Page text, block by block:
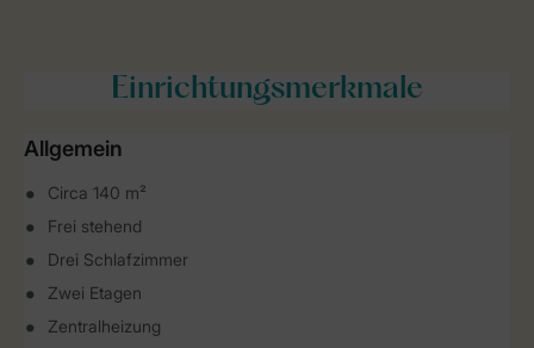
Einrichtungsmerkmale
Allgemein
Circa 140 m²
Frei stehend
Drei Schlafzimmer
Zwei Etagen
Zentralheizung